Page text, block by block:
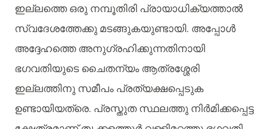
ഇല്ലത്തെ ഒരു നമ്പൂതിരി പ്രായാധിക്യത്താൽ
സ്വദേശത്തേക്കു മടങ്ങുകയുണ്ടായി. അപ്പോൾ
അദ്ദേഹത്തെ അനുഗ്രഹിക്കുന്നതിനായി
ഭഗവതിയുടെ ചൈതന്യം ആത്രശ്ശേരി
ഇല്ലത്തിനു സമീപം പ്രത്യക്ഷപ്പെടുക
ഉണ്ടായിയത്രെ. പ്രസ്തുത സ്ഥലത്തു നിർമിക്കപ്പെട്ട